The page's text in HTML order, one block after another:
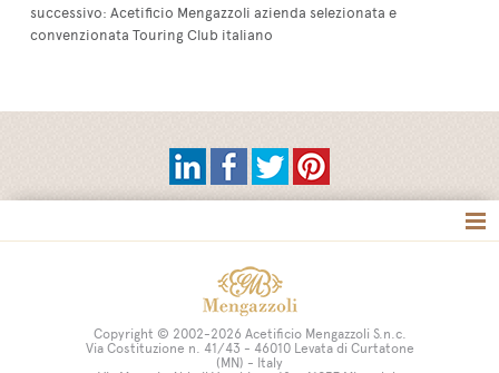
successivo: Acetificio Mengazzoli azienda selezionata e
convenzionata Touring Club italiano
Copyright © 2002-2026 Acetificio Mengazzoli S.n.c.
Via Costituzione n. 41/43 - 46010 Levata di Curtatone
(MN) - Italy